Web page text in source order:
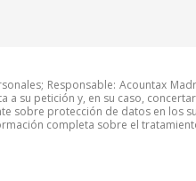
Responsable: Acountax
a su petición y, en su caso,
sobre protección de datos en los
completa sobre el